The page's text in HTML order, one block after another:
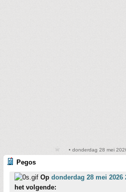
• donderdag 28 mei
Pegos
Op donderdag 28 mei 2026
het volgende: